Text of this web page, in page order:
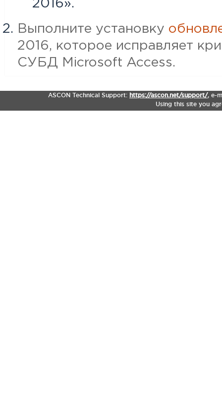
2016».
Выполните установку
2016, которое исправляет
СУБД Microsoft Access.
ASCON Technical Support: https://ascon.net/support/, e-
Using this site you